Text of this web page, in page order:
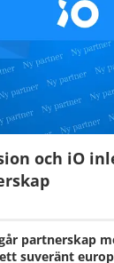
och iO
partnerskap
suveränt